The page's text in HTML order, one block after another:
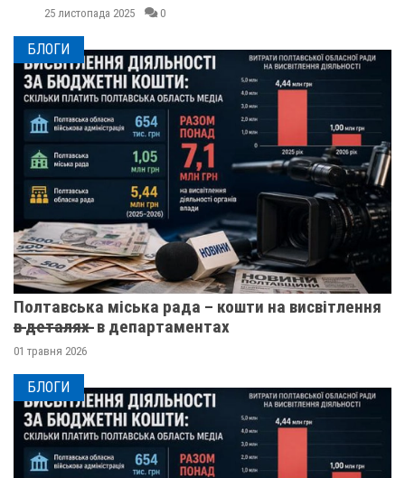
25 листопада 2025 0
БЛОГИ
Полтавська міська рада – кошти на висвітлення
в̶ ̶д̶е̶т̶а̶л̶я̶х̶ ̶ в департаментах
01 травня 2026
БЛОГИ